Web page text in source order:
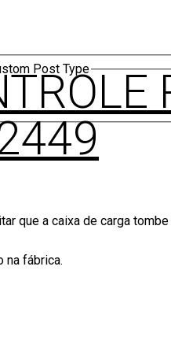
Post Type
que a caixa de carga
na fábrica.